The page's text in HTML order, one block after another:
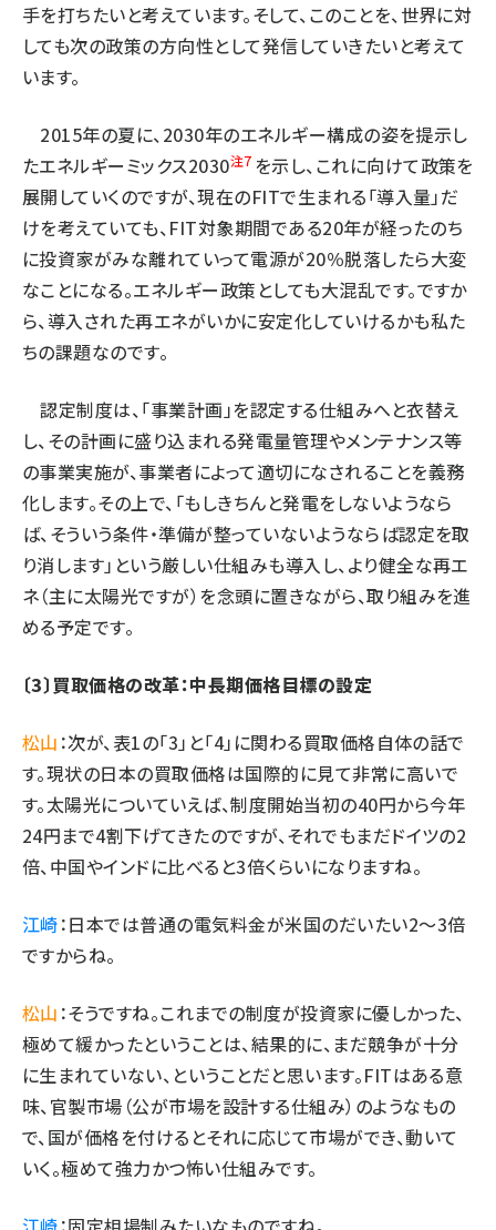
手を打ちたいと考えています。そして、このことを、世界に対
しても次の政策の方向性として発信していきたいと考えて
います。
2015年の夏に、2030年のエネルギー構成の姿を提示し
たエネルギーミックス2030注7 を示し、これに向けて政策を
展開していくのですが、現在のFITで生まれる「導入量」だ
けを考えていても、FIT対象期間である20年が経ったのち
に投資家がみな離れていって電源が20％脱落したら大変
なことになる。エネルギー政策としても大混乱です。ですか
ら、導入された再エネがいかに安定化していけるかも私た
ちの課題なのです。
認定制度は、「事業計画」を認定する仕組みへと衣替え
し、その計画に盛り込まれる発電量管理やメンテナンス等
の事業実施が、事業者によって適切になされることを義務
化します。その上で、「もしきちんと発電をしないようなら
ば、そういう条件・準備が整っていないようならば認定を取
り消します」という厳しい仕組みも導入し、より健全な再エ
ネ（主に太陽光ですが）を念頭に置きながら、取り組みを進
める予定です。
〔3〕買取価格の改革：中長期価格目標の設定
松山 ：次が、表1の「3」と「4」に関わる買取価格自体の話で
す。現状の日本の買取価格は国際的に見て非常に高いで
す。太陽光についていえば、制度開始当初の40円から今年
24円まで4割下げてきたのですが、それでもまだドイツの2
倍、中国やインドに比べると3倍くらいになりますね。
江崎：日本では普通の電気料金が米国のだいたい2〜3倍
ですからね。
松山 ：そうですね。これまでの制度が投資家に優しかった、
極めて緩かったということは、結果的に、まだ競争が十分
に生まれていない、ということだと思います。FITはある意
味、官製市場（公が市場を設計する仕組み）のようなもの
で、国が価格を付けるとそれに応じて市場ができ、動いて
いく。極めて強力かつ怖い仕組みです。